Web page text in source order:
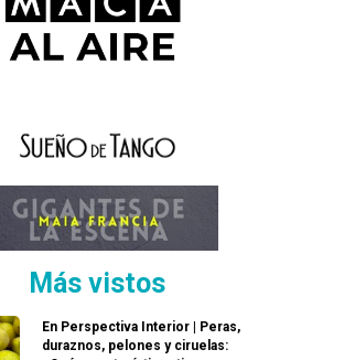
Más vistos
En Perspectiva Interior | Peras,
duraznos, pelones y ciruelas: